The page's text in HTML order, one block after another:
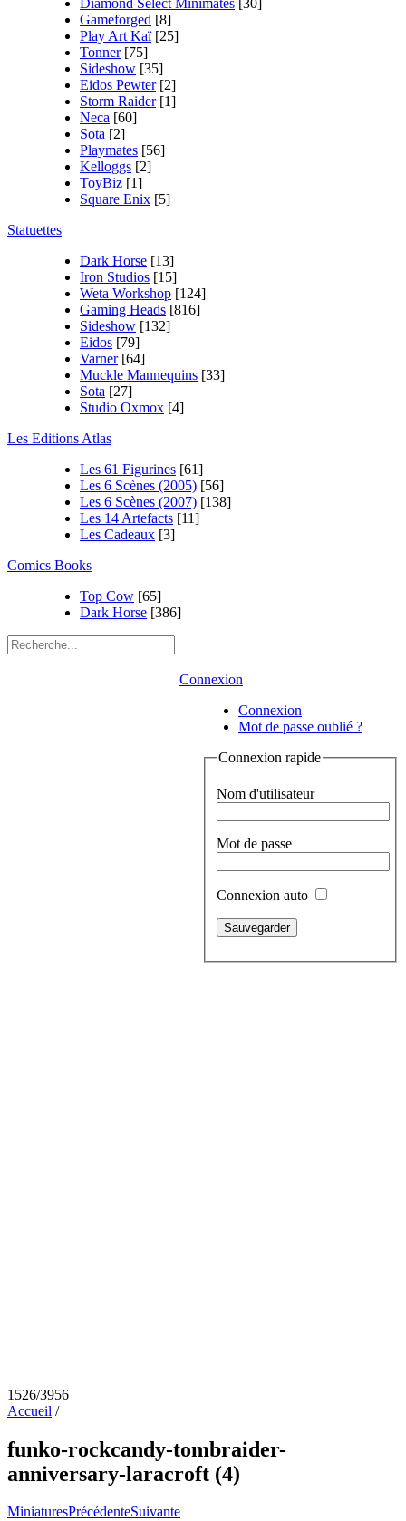
Diamond Select Minimates [30]
Gameforged [8]
Play Art Kaï [25]
Tonner [75]
Sideshow [35]
Eidos Pewter [2]
Storm Raider [1]
Neca [60]
Sota [2]
Playmates [56]
Kelloggs [2]
ToyBiz [1]
Square Enix [5]
Statuettes
Dark Horse [13]
Iron Studios [15]
Weta Workshop [124]
Gaming Heads [816]
Sideshow [132]
Eidos [79]
Varner [64]
Muckle Mannequins [33]
Sota [27]
Studio Oxmox [4]
Les Editions Atlas
Les 61 Figurines [61]
Les 6 Scènes (2005) [56]
Les 6 Scènes (2007) [138]
Les 14 Artefacts [11]
Les Cadeaux [3]
Comics Books
Top Cow [65]
Dark Horse [386]
Connexion
Connexion
Mot de passe oublié ?
Connexion rapide
Nom d'utilisateur
Mot de passe
Connexion auto
1526/3956
Accueil /
funko-rockcandy-tombraider-
anniversary-laracroft (4)
MiniaturesPrécédenteSuivante